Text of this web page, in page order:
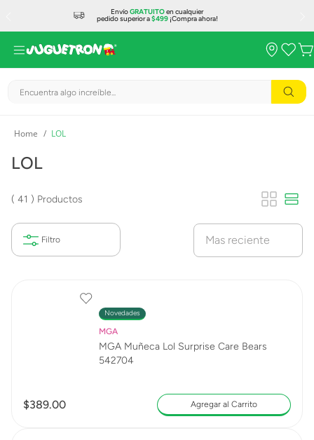
EnvíoGRATUITOen cualquier
pedido superior a$499¡Compra ahora!
Encuentra algo increíble...
LOL
LOL
41 Productos
Mas reciente
Novedades
MGA
MGA Muñeca Lol Surprise Care Bears
542704
$389.00 Agregar al Carrito